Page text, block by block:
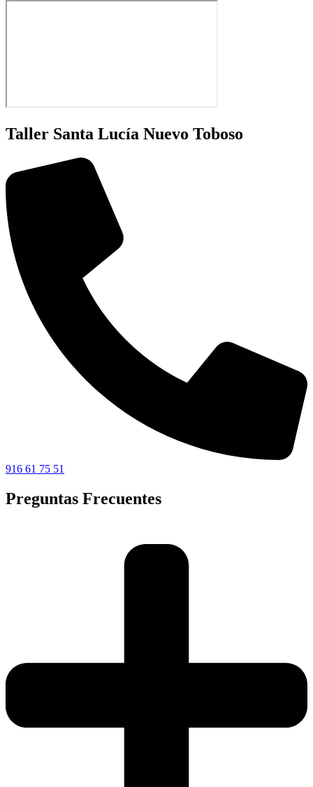
Taller Santa Lucía Nuevo Toboso
916 61 75 51
Preguntas Frecuentes